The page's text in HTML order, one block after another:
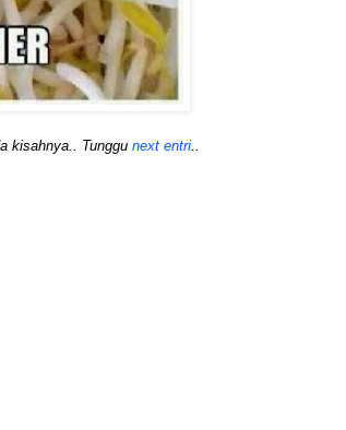
kisahnya.. Tunggu next entri